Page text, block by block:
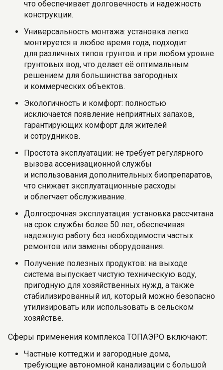
что обеспечивает долговечность и надежность
конструкции.
Универсальность монтажа: установка легко
монтируется в любое время года, подходит
для различных типов грунтов и при любом уровне
грунтовых вод, что делает её оптимальным
решением для большинства загородных
и коммерческих объектов.
Экологичность и комфорт: полностью
исключается появление неприятных запахов,
гарантирующих комфорт для жителей
и сотрудников.
Простота эксплуатации: не требует регулярного
вызова ассенизационной службы
и использования дополнительных биопрепаратов,
что снижает эксплуатационные расходы
и облегчает обслуживание.
Долгосрочная эксплуатация: установка рассчитана
на срок службы более 50 лет, обеспечивая
надежную работу без необходимости частых
ремонтов или замены оборудования.
Получение полезных продуктов: на выходе
система выпускает чистую техническую воду,
пригодную для хозяйственных нужд, а также
стабилизированный ил, который можно безопасно
утилизировать или использовать в сельском
хозяйстве.
Сферы применения комплекса ТОПАЭРО включают:
Частные коттеджи и загородные дома,
требующие автономной канализации с большой